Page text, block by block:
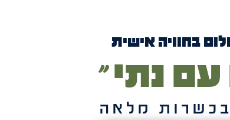
בחוויה אישית
עם נתי ״
בכשרות מלאה